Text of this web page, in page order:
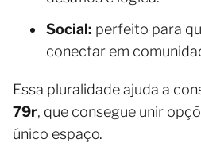
Social: perfeito para
conectar em
Essa pluralidade ajuda a
79r, que consegue unir
único espaço.